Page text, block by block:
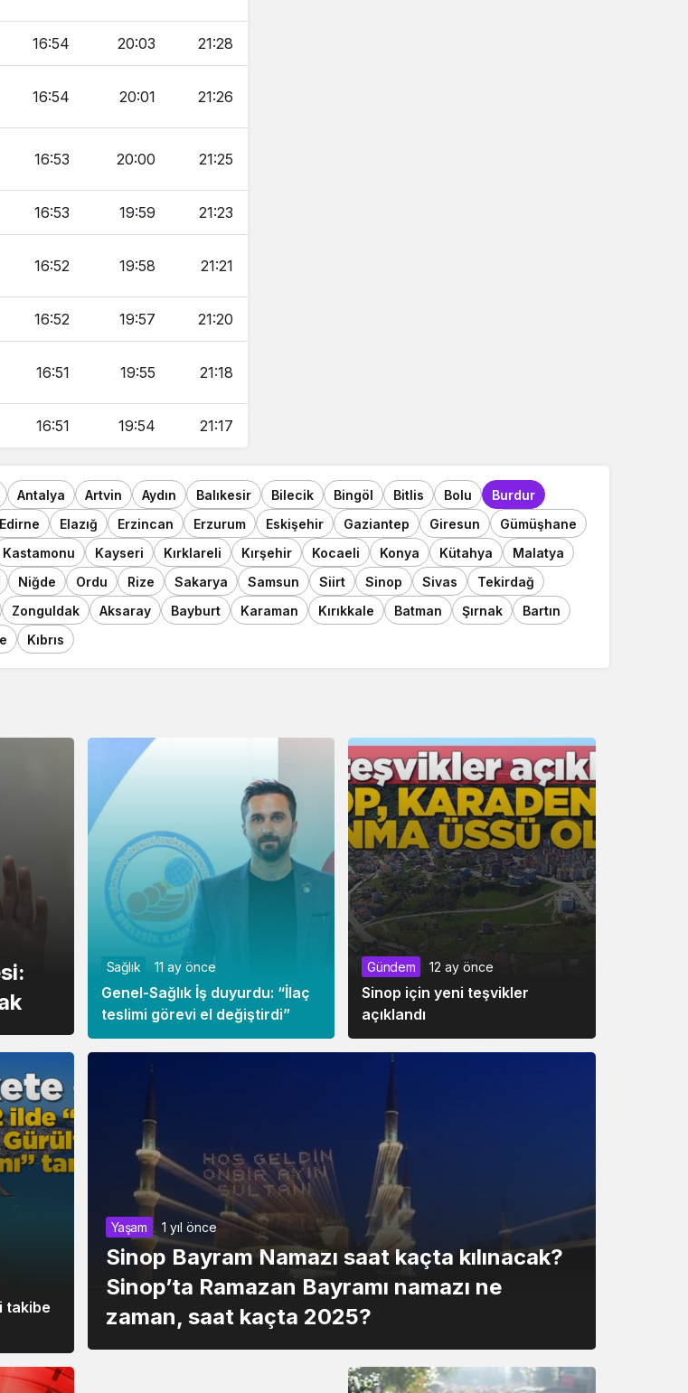
16:54 20:03 21:28
16:54 20:01 21:26
16:53 20:00 21:25
16:53 19:59 21:23
16:52 19:58 21:21
16:52 19:57 21:20
16:51 19:55 21:18
16:51 19:54 21:17
Antalya Artvin Aydın Balıkesir Bilecik Bingöl Bitlis Bolu
Burdur
Edirne Elazığ Erzincan Erzurum Eskişehir Gaziantep Giresun
Gümüşhane
Kastamonu Kayseri Kırklareli Kırşehir Kocaeli Konya Kütahya
Malatya
Niğde Ordu Rize Sakarya Samsun Siirt Sinop Sivas
Tekirdağ
Zonguldak Aksaray Bayburt Karaman Kırıkkale Batman Şırnak
Bartın
Kıbrıs
Sağlık 11 ay önce
Genel-Sağlık İş duyurdu: “İlaç
teslimi görevi el değiştirdi”
Gündem 12 ay önce
Sinop için yeni teşvikler
açıklandı
takibe
Yaşam 1 yıl önce
Sinop Bayram Namazı saat kaçta kılınacak?
Sinop’ta Ramazan Bayramı namazı ne
zaman, saat kaçta 2025?
Siyaset 1 yıl önce
Bazı illerin milletvekili sayısı